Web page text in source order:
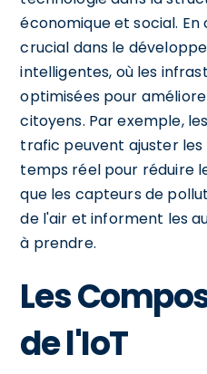
économique et social. En
crucial dans le
intelligentes, où les
optimisées pour
citoyens. Par exemple,
trafic peuvent ajuster les
temps réel pour réduire
que les capteurs de
de l'air et informent les
à prendre.
Les
de l'IoT